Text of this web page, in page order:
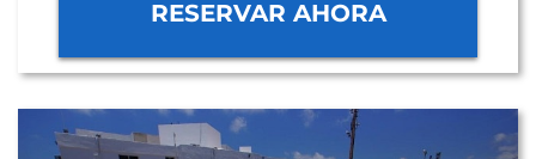
RESERVAR AHORA